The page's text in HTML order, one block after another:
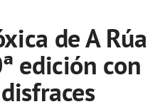
de A Rúa
edición con